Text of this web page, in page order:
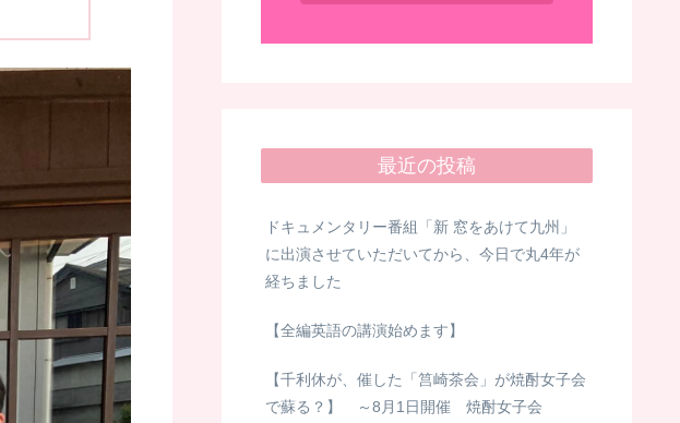
最近の投稿
ドキュメンタリー番組「新 窓をあけて九州」
に出演させていただいてから、今日で丸4年が
経ちました
【全編英語の講演始めます】
【千利休が、催した「筥崎茶会」が焼酎女子会
で蘇る？】 ～8月1日開催 焼酎女子会